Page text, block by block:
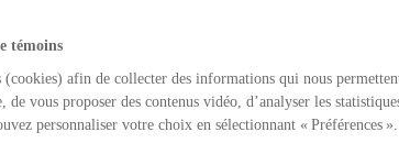
– Bibliography)
siècle? », L’Histoire, no. 499 (septembre 2022), pp.
»
française », L’Histoire, no. 519 (mai 2024), pp. 60-66.
témoins
(cookies) afin de collecter des informations qui nous
de vous proposer des contenus vidéo, d’analyser les
personnaliser votre choix en sélectionnant « Préférences ».